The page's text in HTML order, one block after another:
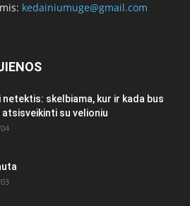
kedainiumuge@gmail.com
netektis: skelbiama, kur ir kada bus
atsisveikinti su velioniu